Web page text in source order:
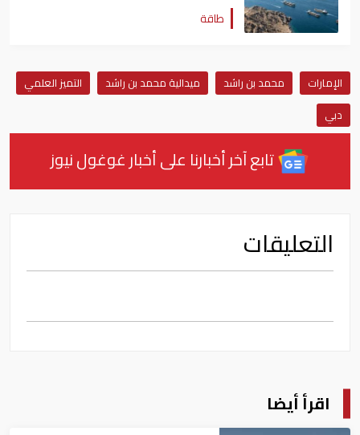
طاقة
الإمارات محمد بن راشد ميدالية محمد بن راشد
التميز العلمي
دبي
تابع آخر أخبارنا على أخبار غوغول نيوز
التعليقات
اقرأ أيضا